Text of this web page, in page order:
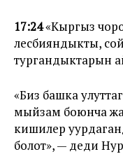
17:24«Кыргыз
лесбияндыкты,
тургандыктарын
«Биз башка
мыйзам боюнча
кишилер
болот», — деди